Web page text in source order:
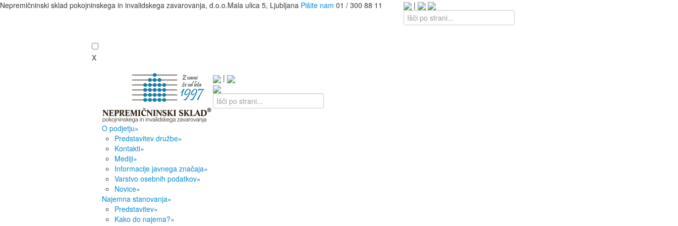
Nepremičninski sklad pokojninskega in invalidskega zavarovanja, d.o.o.Mala ulica 5, Ljubljana Pišite nam 01 / 300 88 11 |
X
|
O podjetju»
Predstavitev družbe»
Kontakti»
Mediji»
Informacije javnega značaja»
Varstvo osebnih podatkov»
Novice»
Najemna stanovanja»
Predstavitev»
Kako do najema?»